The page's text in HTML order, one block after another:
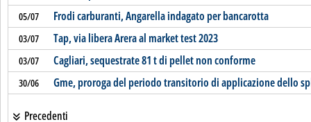
05/07 Frodi carburanti, Angarella indagato per bancarotta
03/07 Tap, via libera Arera al market test 2023
03/07 Cagliari, sequestrate 81 t di pellet non conforme
30/06 Gme, proroga del periodo transitorio di applicazione dello
Precedenti